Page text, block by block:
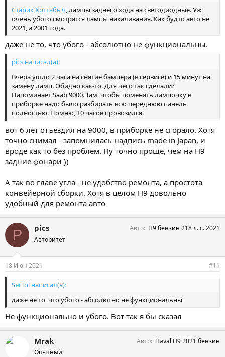
Старик Хоттабыч , лампы заднего хода на светодиодные. Уж
очень убого смотрятся лампы накаливания. Как будто авто не
2021, а 2001 года.
даже не то, что убого - абсолютно не функциональны.
pics написал(а):
Вчера ушло 2 часа на снятие бампера (в сервисе) и 15 минут на
замену ламп. Обидно как-то. Для чего так сделали?
Напоминает Saab 9000. Там, чтобы поменять лампочку в
приборке надо было разбирать всю переднюю панель
полностью. Помню, 10 часов провозился.
вот 6 лет отъездил на 9000, в приборке не сгорало. Хотя
точно снимал - запомнилась надпись made in Japan, и
вроде как то без проблем. Ну точно проще, чем на Н9
задние фонари ))
А так во главе угла - не удобство ремонта, а простота
конвейерной сборки. Хотя в целом Н9 довольно
удобный для ремонта авто
P pics
Авторитет
Авто H9 бензин 218 л. с. 2021
18 Июн 2021 #11
SerTol написал(а):
даже не то, что убого - абсолютно не функциональны
Не функционально и убого. Вот так я бы сказал
Mrak
Опытный
Авто Haval H9 2021 бензин